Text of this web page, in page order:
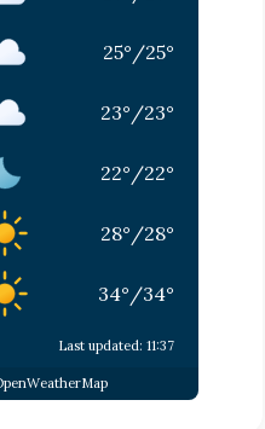
25° /25°
23° /23°
22° /22°
28° /28°
34° /34°
Last updated: 11:37